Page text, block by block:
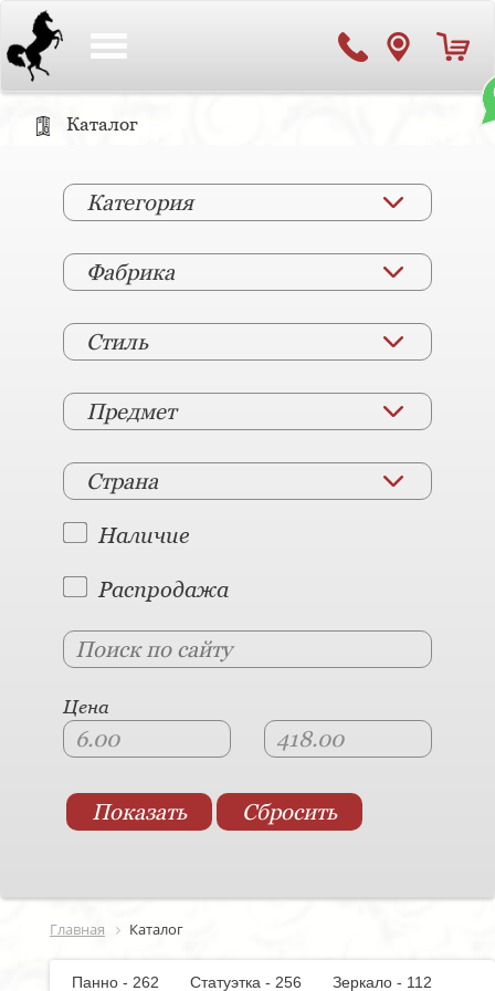
Каталог
Категория
Фабрика
Стиль
Предмет
Страна
Наличие
Распродажа
Цена
Главная Каталог
Панно - 262 Статуэтка - 256
Зеркало - 112